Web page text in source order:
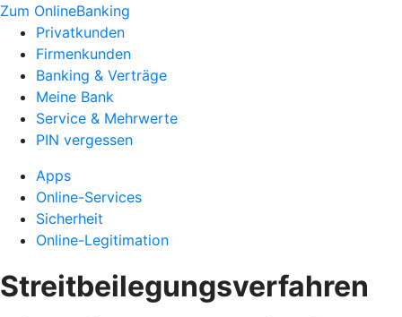
Zum OnlineBanking
Privatkunden
Firmenkunden
Banking & Verträge
Meine Bank
Service & Mehrwerte
PIN vergessen
Apps
Online-Services
Sicherheit
Online-Legitimation
Streitbeilegungsverfahren